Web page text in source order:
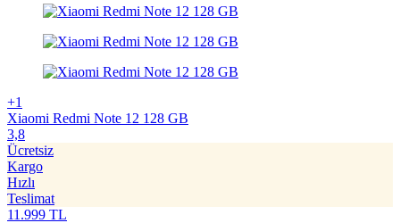
+1
Xiaomi Redmi Note 12 128 GB
3,8
Ücretsiz
Kargo
Hızlı
Teslimat
11.999 TL